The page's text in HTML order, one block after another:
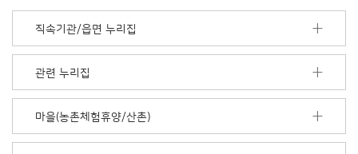
더
기
직속기관/읍면 누리집
관련 누리집
마을(농촌체험휴양/산촌)